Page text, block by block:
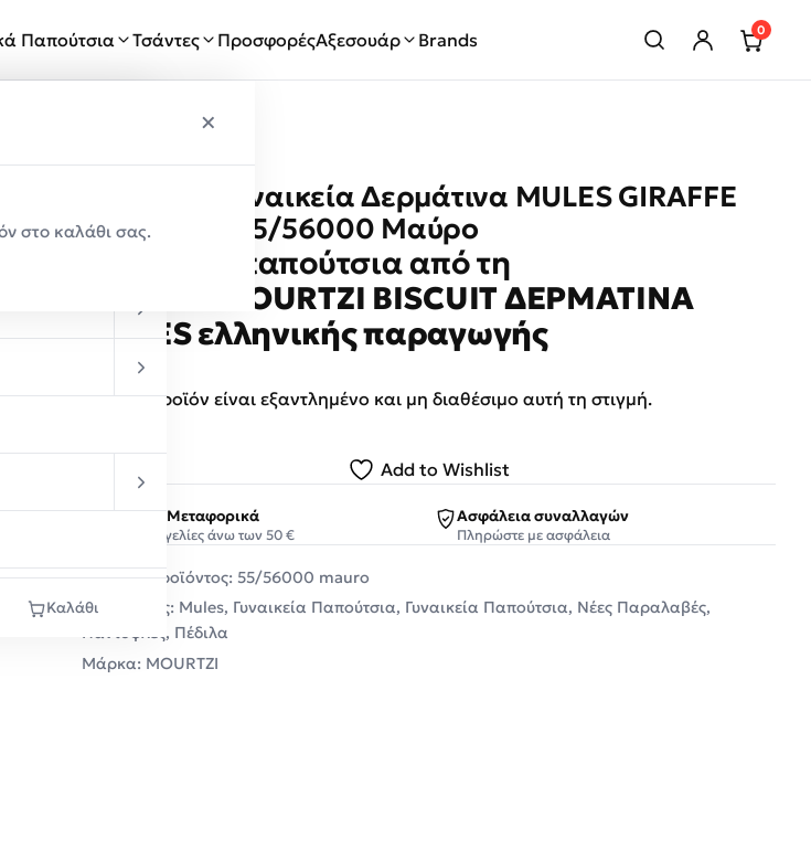
Παπούτσια Τσάντες ΠροσφορέςΑξεσουάρ Brands 0
Καλάθι
×
στο καλάθι σας.
MOURTZI Γυναικεία Δερμάτινα MULES GIRAFFE
PONYSKIN 55/56000 Μαύρο
Γυναικεία παπούτσια από τη
MOURTZI BISCUIT ΔΕΡΜΑΤΙΝΑ
MULES ελληνικής παραγωγής
Αυτό το προϊόν είναι εξαντλημένο και μη διαθέσιμο αυτή τη στιγμή.
Add to Wishlist
Δωρεάν Μεταφορικά
Σε παραγγελίες άνω των 50 €
Ασφάλεια συναλλαγών
Πληρώστε με ασφάλεια
Κωδικός προϊόντος: 55/56000 mauro
Κατηγορίες: Mules, Γυναικεία Παπούτσια, Γυναικεία Παπούτσια, Νέες Παραλαβές,
Παντόφλες, Πέδιλα
Μάρκα: MOURTZI